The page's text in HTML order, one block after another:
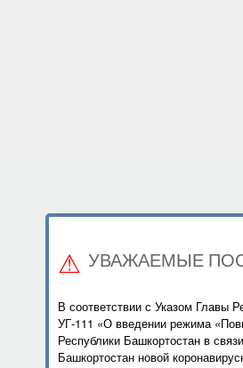
УВАЖАЕМЫЕ
В соответствии с Указом Главы
УГ-111 «О введении режима
Республики Башкортостан в
Башкортостан новой